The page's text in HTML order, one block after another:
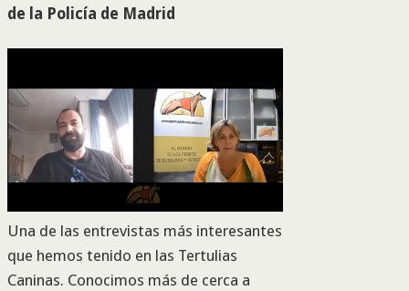
de la Policía de Madrid
Una de las entrevistas más interesantes
que hemos tenido en las Tertulias
Caninas. Conocimos más de cerca a